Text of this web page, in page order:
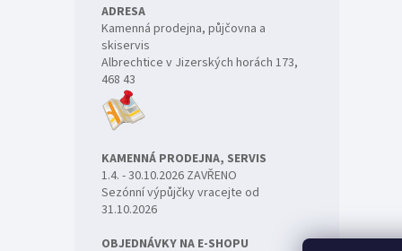
ADRESA
Kamenná prodejna, půjčovna a
skiservis
Albrechtice v Jizerských horách 173,
468 43
KAMENNÁ PRODEJNA, SERVIS
1.4. - 30.10.2026 ZAVŘENO
Sezónní výpůjčky vracejte od
31.10.2026
OBJEDNÁVKY NA E-SHOPU